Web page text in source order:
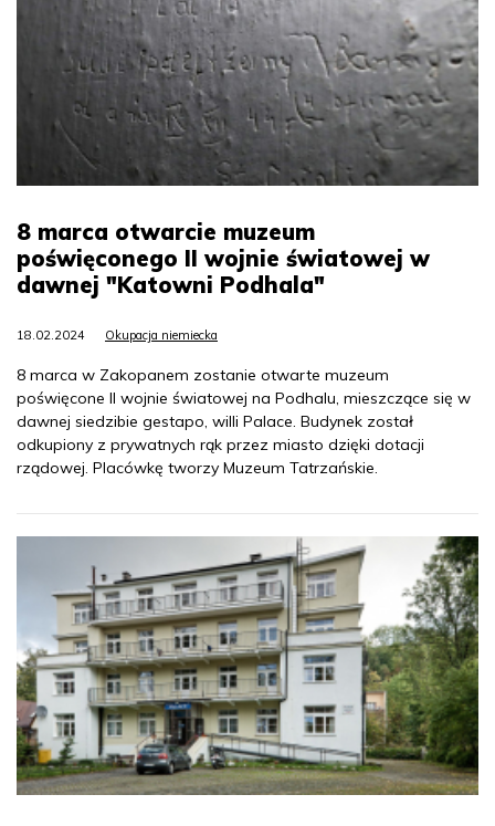
8 marca otwarcie muzeum
poświęconego II wojnie światowej w
dawnej "Katowni Podhala"
18.02.2024 Okupacja niemiecka
8 marca w Zakopanem zostanie otwarte muzeum
poświęcone II wojnie światowej na Podhalu, mieszczące się w
dawnej siedzibie gestapo, willi Palace. Budynek został
odkupiony z prywatnych rąk przez miasto dzięki dotacji
rządowej. Placówkę tworzy Muzeum Tatrzańskie.